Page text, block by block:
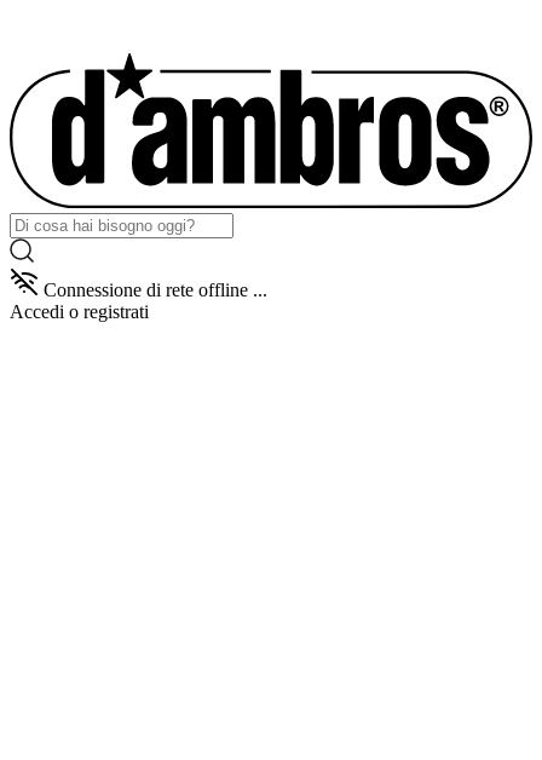
Connessione di rete offline ...
Accedi o registrati